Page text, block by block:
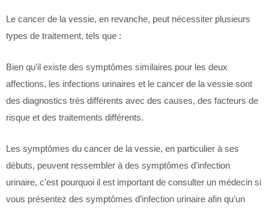
Le cancer de la vessie, en revanche, peut nécessiter plusieurs
types de traitement, tels que :
Bien qu’il existe des symptômes similaires pour les deux
affections, les infections urinaires et le cancer de la vessie sont
des diagnostics très différents avec des causes, des facteurs de
risque et des traitements différents.
Les symptômes du cancer de la vessie, en particulier à ses
débuts, peuvent ressembler à des symptômes d’infection
urinaire, c’est pourquoi il est important de consulter un médecin si
vous présentez des symptômes d’infection urinaire afin qu’un